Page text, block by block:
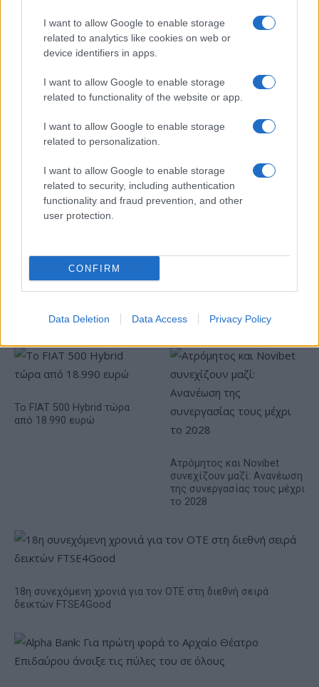
I want to allow Google to enable storage
related to analytics like cookies on web or
device identifiers in apps.
I want to allow Google to enable storage
related to functionality of the website or app.
I want to allow Google to enable storage
related to personalization.
I want to allow Google to enable storage
related to security, including authentication
functionality and fraud prevention, and other
user protection.
CONFIRM
Data Deletion Data Access Privacy Policy
ΕΛΣΤΑΤ: Στο 3,4% υποχώρησε ο πληθωρισμός τον Ιούλιο
Χρηματοδότηση 8 εκατ.
ευρώ σε 843 μέσα
ενημέρωσης- Ξεκίνησε το
Metlen: Ρεκόρ EBITDA στο
α' εξάμηνο, στα 550 εκατ.
ευρώ – Καθαρά κέρδη 313
Η Chery επενδύει 75 εκατ. δολάρια στην KG Mobility
Το FIAT 500 Hybrid τώρα
από 18.990 ευρώ
Ατρόμητος και Novibet
συνεχίζουν μαζί: Ανανέωση
της συνεργασίας τους μέχρι
το 2028
18η συνεχόμενη χρονιά για τον ΟΤΕ στη διεθνή σειρά
δεικτών FTSE4Good